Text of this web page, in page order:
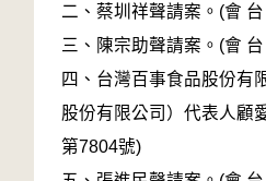
二、蔡圳祥聲請案。(會
三、陳宗助聲請案。(會
四、台灣百事食品股份有
股份有限公司）代表人顧
第7804號)